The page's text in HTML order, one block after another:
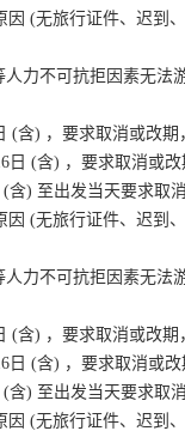
(无旅行证件、迟到
人力不可抗拒因素无
含) ，要求取消或改
(含) ，要求取消或
) 至出发当天要求取
(无旅行证件、迟到
人力不可抗拒因素无
含) ，要求取消或改
(含) ，要求取消或
) 至出发当天要求取
(无旅行证件、迟到